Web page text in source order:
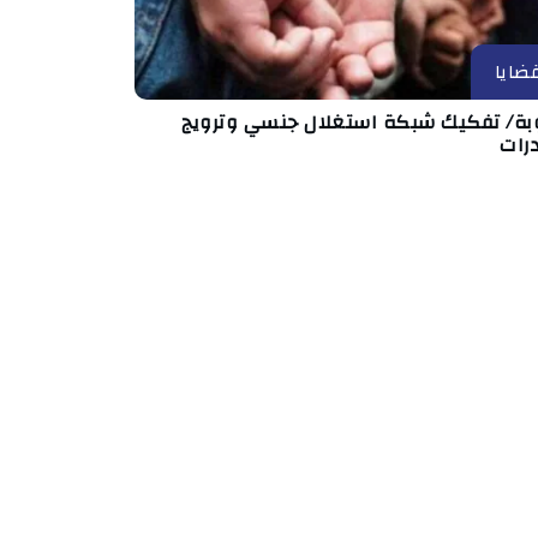
تفكيك شبكة استغلال جنسي وترويج